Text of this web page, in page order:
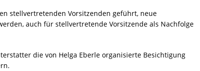
stellvertretenden Vorsitzenden geführt, neue
auch für stellvertretende Vorsitzende als Nachfolge
die von Helga Eberle organisierte Besichtigung